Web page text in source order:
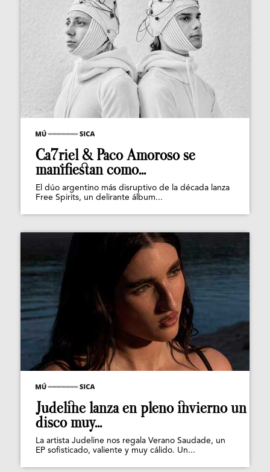
Ca7riel & Paco Amoroso se
manifiestan como...
El dúo argentino más disruptivo de la década lanza
Free Spirits, un delirante álbum...
Judeline lanza en pleno invierno un
disco muy...
La artista Judeline nos regala Verano Saudade, un
EP sofisticado, valiente y muy cálido. Un...